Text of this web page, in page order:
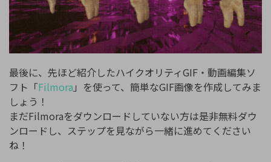
最後に、先ほど紹介したハイクオリティGIF・動画編集ソ
フト「Filmora 」を使って、簡単なGIF画像を作成してみま
しょう！
まだFilmoraをダウンロードしていない方は是非無料ダウ
ンロードし、ステップを見ながら一緒に進めてください
ね！